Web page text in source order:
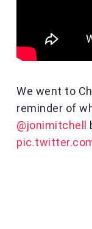
We went to
reminder of
@jonimitchell